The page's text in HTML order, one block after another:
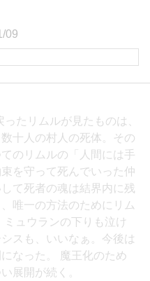
09
たリムルが見たものは、
十人の村人の死体。その
のリムルの「人間には手
を守って死んでいった仲
て死者の魂は結界内に残
唯一の方法のためにリム
ュウランの下りも泣け
スも、いいなぁ。今後は
なった。 魔王化のため
展開が続く。